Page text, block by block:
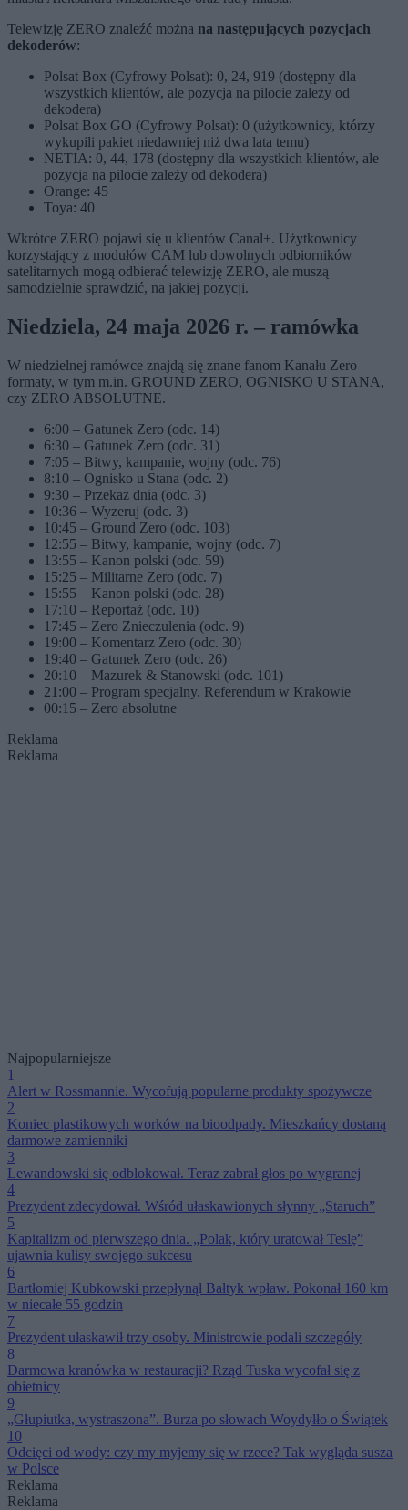
Telewizję ZERO znaleźć można na następujących pozycjach
dekoderów:
Polsat Box (Cyfrowy Polsat): 0, 24, 919 (dostępny dla
wszystkich klientów, ale pozycja na pilocie zależy od
dekodera)
Polsat Box GO (Cyfrowy Polsat): 0 (użytkownicy, którzy
wykupili pakiet niedawniej niż dwa lata temu)
NETIA: 0, 44, 178 (dostępny dla wszystkich klientów, ale
pozycja na pilocie zależy od dekodera)
Orange: 45
Toya: 40
Wkrótce ZERO pojawi się u klientów Canal+. Użytkownicy
korzystający z modułów CAM lub dowolnych odbiorników
satelitarnych mogą odbierać telewizję ZERO, ale muszą
samodzielnie sprawdzić, na jakiej pozycji.
Niedziela, 24 maja 2026 r. – ramówka
W niedzielnej ramówce znajdą się znane fanom Kanału Zero
formaty, w tym m.in. GROUND ZERO, OGNISKO U STANA,
czy ZERO ABSOLUTNE.
6:00 – Gatunek Zero (odc. 14)
6:30 – Gatunek Zero (odc. 31)
7:05 – Bitwy, kampanie, wojny (odc. 76)
8:10 – Ognisko u Stana (odc. 2)
9:30 – Przekaz dnia (odc. 3)
10:36 – Wyzeruj (odc. 3)
10:45 – Ground Zero (odc. 103)
12:55 – Bitwy, kampanie, wojny (odc. 7)
13:55 – Kanon polski (odc. 59)
15:25 – Militarne Zero (odc. 7)
15:55 – Kanon polski (odc. 28)
17:10 – Reportaż (odc. 10)
17:45 – Zero Znieczulenia (odc. 9)
19:00 – Komentarz Zero (odc. 30)
19:40 – Gatunek Zero (odc. 26)
20:10 – Mazurek & Stanowski (odc. 101)
21:00 – Program specjalny. Referendum w Krakowie
00:15 – Zero absolutne
Reklama
Reklama
Najpopularniejsze
1
Alert w Rossmannie. Wycofują popularne produkty spożywcze
2
Koniec plastikowych worków na bioodpady. Mieszkańcy dostaną
darmowe zamienniki
3
Lewandowski się odblokował. Teraz zabrał głos po wygranej
4
Prezydent zdecydował. Wśród ułaskawionych słynny „Staruch”
5
Kapitalizm od pierwszego dnia. „Polak, który uratował Teslę”
ujawnia kulisy swojego sukcesu
6
Bartłomiej Kubkowski przepłynął Bałtyk wpław. Pokonał 160 km
w niecałe 55 godzin
7
Prezydent ułaskawił trzy osoby. Ministrowie podali szczegóły
8
Darmowa kranówka w restauracji? Rząd Tuska wycofał się z
obietnicy
9
„Głupiutka, wystraszona”. Burza po słowach Woydyłło o Świątek
10
Odcięci od wody: czy my myjemy się w rzece? Tak wygląda susza
w Polsce
Reklama
Reklama